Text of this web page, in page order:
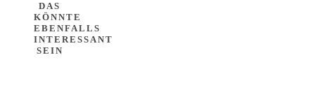
DAS
KÖNNTE
EBENFALLS
INTERESSANT
SEIN